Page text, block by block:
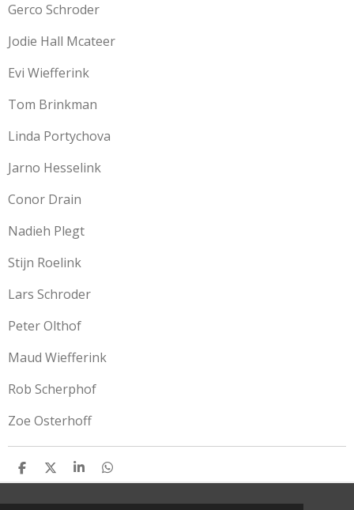
Gerco Schroder
Jodie Hall Mcateer
Evi Wiefferink
Tom Brinkman
Linda Portychova
Jarno Hesselink
Conor Drain
Nadieh Plegt
Stijn Roelink
Lars Schroder
Peter Olthof
Maud Wiefferink
Rob Scherphof
Zoe Osterhoff
D
E
D
E
S
H
D
E